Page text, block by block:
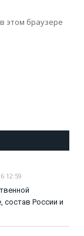
этом браузере
12:59
состав России и